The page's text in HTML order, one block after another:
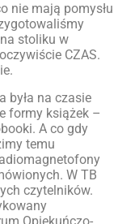
nie mają pomysłu
stoliku w
CZAS.
była na czasie
formy książek –
A co gdy
temu
W TB
czytelników.